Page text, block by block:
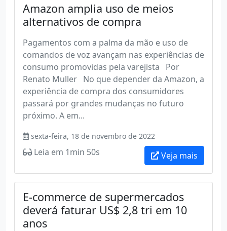
Amazon amplia uso de meios
alternativos de compra
Pagamentos com a palma da mão e uso de
comandos de voz avançam nas experiências de
consumo promovidas pela varejista Por
Renato Muller No que depender da Amazon, a
experiência de compra dos consumidores
passará por grandes mudanças no futuro
próximo. A em...
sexta-feira, 18 de novembro de 2022
Leia em 1min 50s Veja mais
E-commerce de supermercados
deverá faturar US$ 2,8 tri em 10
anos